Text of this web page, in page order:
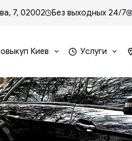
7, 02002 Без выходных 24/7
Киев Услуги